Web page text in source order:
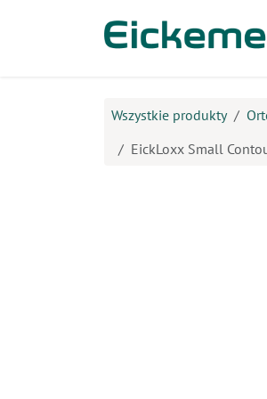
Wszystkie produkty
EickLoxx Small